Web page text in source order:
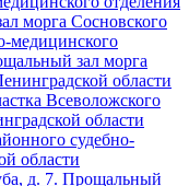
морга Сосновского
медицинского
зал морга
области
Всеволожского
области
судебно-
области
д. 7. Прощальный